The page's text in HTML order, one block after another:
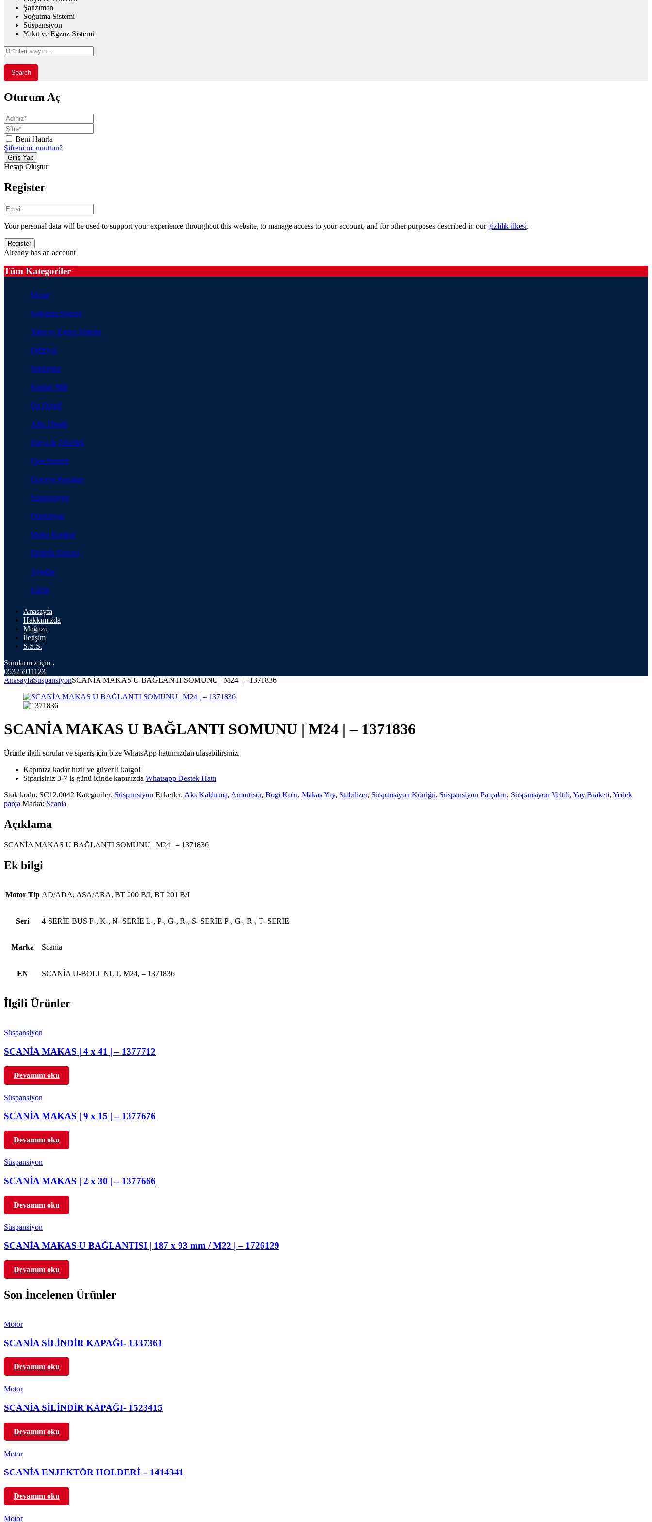
Şanzıman
Soğutma Sistemi
Süspansiyon
Yakıt ve Egzoz Sistemi
Search
Oturum Aç
Beni Hatırla
Şifreni mi unuttun?
Hesap Oluştur
Register
Your personal data will be used to support your experience throughout this website, to manage access to your account, and for other purposes described in our gizlilik ilkesi.
Already has an account
Tüm Kategoriler
Motor
Soğutma Sistemi
Yakıt ve Egzoz Sistemi
Debriyaj
Şanzıman
Kardan Mili
Ön Dingil
Arka Dingil
Porya & Tekerlek
Fren Sistemi
Çerçeve Parçaları
Süspansiyon
Direksiyon
Motor Kontrol
Elektrik Sistemi
Aygıtlar
Kabin
Anasayfa
Hakkımızda
Mağaza
İletişim
S.S.S.
Sorularınız için :
05325911123
AnasayfaSüspansiyonSCANİA MAKAS U BAĞLANTI SOMUNU | M24 | – 1371836
SCANİA MAKAS U BAĞLANTI SOMUNU | M24 | – 1371836
Ürünle ilgili sorular ve sipariş için bize WhatsApp hattımızdan ulaşabilirsiniz.
Kapınıza kadar hızlı ve güvenli kargo!
Siparişiniz 3-7 iş günü içinde kapınızda Whatsapp Destek Hattı
Stok kodu: SC12.0042 Kategoriler: Süspansiyon Etiketler: Aks Kaldırma, Amortisör, Bogi Kolu, Makas Yay, Stabilizer, Süspansiyon Körüğü, Süspansiyon Parçaları, Süspansiyon Veltili, Yay Braketi, Yedek
parça Marka: Scania
Açıklama
SCANİA MAKAS U BAĞLANTI SOMUNU | M24 | – 1371836
Ek bilgi
Motor Tip AD/ADA, ASA/ARA, BT 200 B/I, BT 201 B/I
Seri 4-SERİE BUS F-, K-, N- SERİE L-, P-, G-, R-, S- SERİE P-, G-, R-, T- SERİE
Marka Scania
EN SCANİA U-BOLT NUT, M24, – 1371836
İlgili Ürünler
Süspansiyon
SCANİA MAKAS | 4 x 41 | – 1377712
Devamını oku
Süspansiyon
SCANİA MAKAS | 9 x 15 | – 1377676
Devamını oku
Süspansiyon
SCANİA MAKAS | 2 x 30 | – 1377666
Devamını oku
Süspansiyon
SCANİA MAKAS U BAĞLANTISI | 187 x 93 mm / M22 | – 1726129
Devamını oku
Son İncelenen Ürünler
Motor
SCANİA SİLİNDİR KAPAĞI- 1337361
Devamını oku
Motor
SCANİA SİLİNDİR KAPAĞI- 1523415
Devamını oku
Motor
SCANİA ENJEKTÖR HOLDERİ – 1414341
Devamını oku
Motor